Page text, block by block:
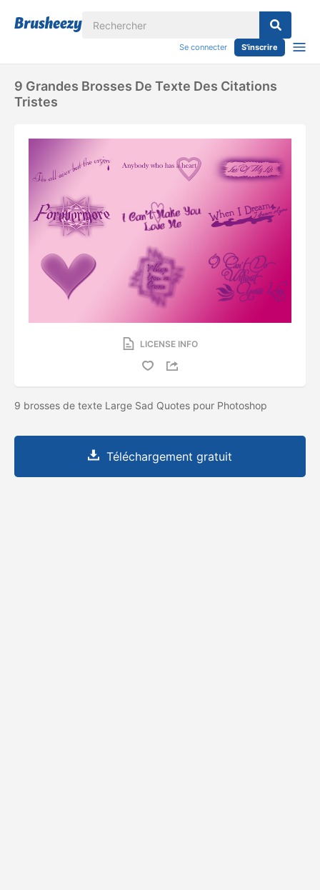
Se connecter S'inscrire
9 Grandes Brosses De Texte Des Citations
Tristes
LICENSE INFO
9 brosses de texte Large Sad Quotes pour Photoshop
Téléchargement gratuit